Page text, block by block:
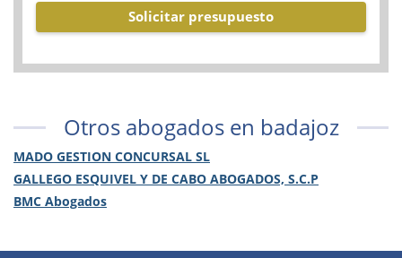
Solicitar presupuesto
Otros abogados en badajoz
MADO GESTION CONCURSAL SL
GALLEGO ESQUIVEL Y DE CABO ABOGADOS, S.C.P
BMC Abogados